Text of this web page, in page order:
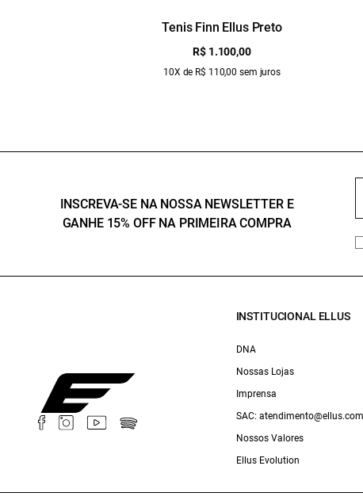
Tenis Finn Ellus Preto
R$ 1.100,00
10X de R$ 110,00 sem juros
INSCREVA-SE NA NOSSA NEWSLETTER E
GANHE 15% OFF NA PRIMEIRA COMPRA
INSTITUCIONAL ELLUS
DNA
Nossas Lojas
Imprensa
SAC:
Nossos Valores
Ellus Evolution